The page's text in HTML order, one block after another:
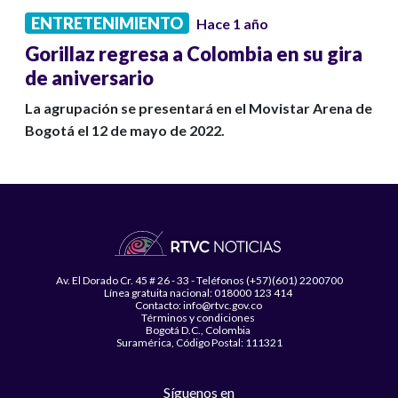
ENTRETENIMIENTO Hace 1 año
Gorillaz regresa a Colombia en su gira
de aniversario
La agrupación se presentará en el Movistar Arena de
Bogotá el 12 de mayo de 2022.
Av. El Dorado Cr. 45 # 26 - 33 - Teléfonos (+57)(601) 2200700
Línea gratuita nacional: 018000 123 414
Contacto: info@rtvc.gov.co
Términos y condiciones
Bogotá D.C., Colombia
Suramérica, Código Postal: 111321
Síguenos en